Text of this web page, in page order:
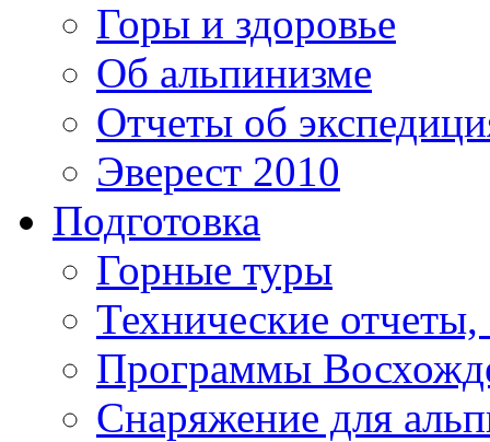
Горы и здоровье
Об альпинизме
Отчеты об
Эверест 2010
Подготовка
Горные туры
Технические
Программы
Снаряжение для